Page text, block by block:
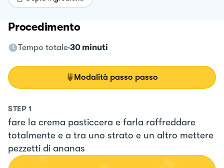
Procedimento
Tempo totale 30 minuti
Modalità passo passo
STEP 1
fare la crema pasticcera e farla raffreddare
totalmente e a tra uno strato e un altro mettere
pezzetti di ananas